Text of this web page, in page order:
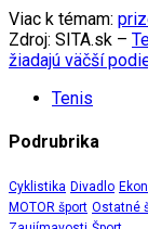
Viac k témam:
Zdroj: SITA.sk –
žiadajú väčší
Tenis
Podrubrika
Cyklistika Divadlo
MOTOR šport Ostatné